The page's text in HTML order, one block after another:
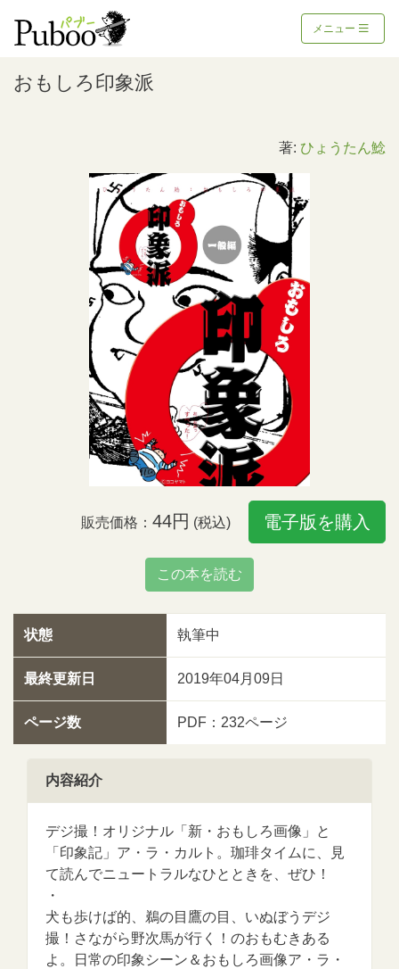
メニュー
おもしろ印象派
著: ひょうたん鯰
販売価格： 44円 (税込) 電子版を購入
この本を読む
状態 執筆中
最終更新日 2019年04月09日
ページ数 PDF：232ページ
内容紹介
デジ撮！オリジナル「新・おもしろ画像」と
「印象記」ア・ラ・カルト。珈琲タイムに、見
て読んでニュートラルなひとときを、ぜひ！
・
犬も歩けば的、鵜の目鷹の目、いぬぼうデジ
撮！さながら野次馬が行く！のおもむきある
よ。日常の印象シーン＆おもしろ画像ア・ラ・